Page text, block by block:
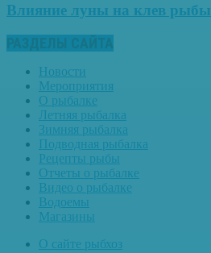
Влияние луны на клев рыбы
РАЗДЕЛЫ САЙТА
Новости
Мероприятия
О рыбалке
Летняя рыбалка
Зимняя рыбалка
Подводная рыбалка
Рецепты рыбы
Отчеты о рыбалке
Видео о рыбалке
Водоемы
Магазины
О сайте рыбхоз